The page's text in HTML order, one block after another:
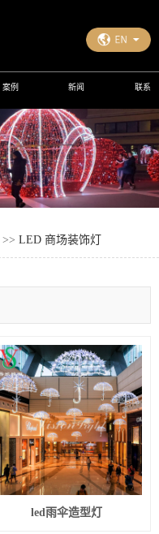
案例 新闻 联系
>> LED 商场装饰灯
led雨伞造型灯